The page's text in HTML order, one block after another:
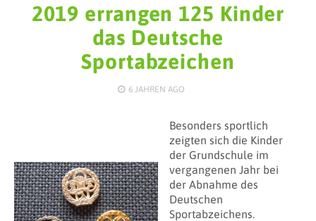
2019 errangen 125 Kinder
das Deutsche
Sportabzeichen
6 JAHREN AGO
Besonders sportlich
zeigten sich die Kinder
der Grundschule im
vergangenen Jahr bei
der Abnahme des
Deutschen
Sportabzeichens.